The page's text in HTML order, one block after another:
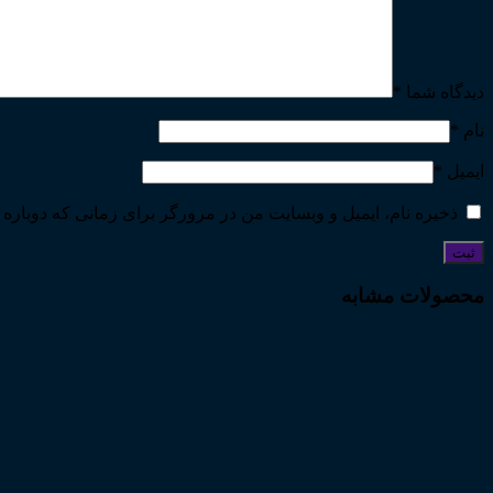
دیدگاه شما *
نام *
ایمیل *
ذخیره نام، ایمیل و وبسایت من در مرورگر برای زمانی که
محصولات مشابه